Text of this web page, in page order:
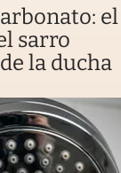
el
sarro
la ducha